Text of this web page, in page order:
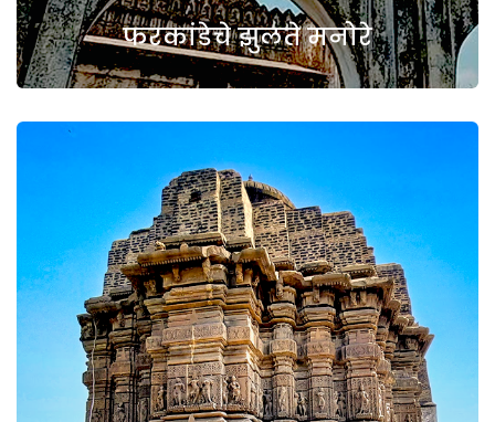
फरकांडेचे झुलते मनोरे